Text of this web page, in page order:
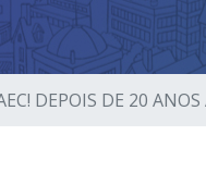
DEPOIS DE 20